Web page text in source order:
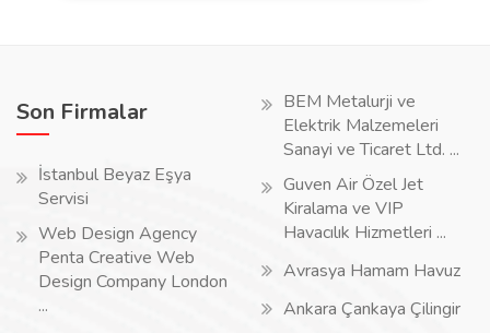
Son Firmalar
İstanbul Beyaz Eşya
Servisi
Web Design Agency
Penta Creative Web
Design Company London
...
BEM Metalurji ve
Elektrik Malzemeleri
Sanayi ve Ticaret Ltd. ...
Guven Air Özel Jet
Kiralama ve VIP
Havacılık Hizmetleri ...
Avrasya Hamam Havuz
Ankara Çankaya Çilingir